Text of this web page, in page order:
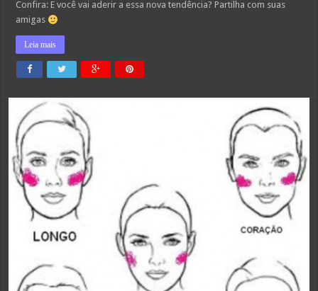
Confira: E você vai aderir a essa nova tendência? Partilha com suas
amigas
Leia mais